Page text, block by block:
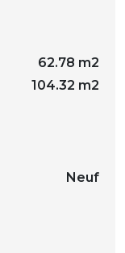
62.78 m2
104.32 m2
Neuf